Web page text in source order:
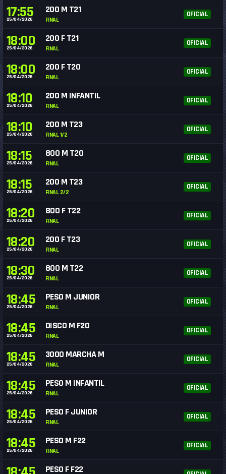
17:55
25/04/2026
200 M T21
FINAL
OFICIAL
18:00
25/04/2026
200 F T21
FINAL
OFICIAL
18:00
25/04/2026
200 F T20
FINAL
OFICIAL
18:10
25/04/2026
200 M INFANTIL
FINAL
OFICIAL
18:10
25/04/2026
200 M T23
FINAL 1/2
OFICIAL
18:15
25/04/2026
800 M T20
FINAL
OFICIAL
18:15
25/04/2026
200 M T23
FINAL 2/2
OFICIAL
18:20
25/04/2026
800 F T22
FINAL
OFICIAL
18:20
25/04/2026
200 F T23
FINAL
OFICIAL
18:30
25/04/2026
800 M T22
FINAL
OFICIAL
18:45
25/04/2026
PESO M JUNIOR
FINAL
OFICIAL
18:45
25/04/2026
DISCO M F20
FINAL
OFICIAL
18:45
25/04/2026
3000 MARCHA M
FINAL
OFICIAL
18:45
25/04/2026
PESO M INFANTIL
FINAL
OFICIAL
18:45
25/04/2026
PESO F JUNIOR
FINAL
OFICIAL
18:45
25/04/2026
PESO M F22
FINAL
OFICIAL
PESO F F22